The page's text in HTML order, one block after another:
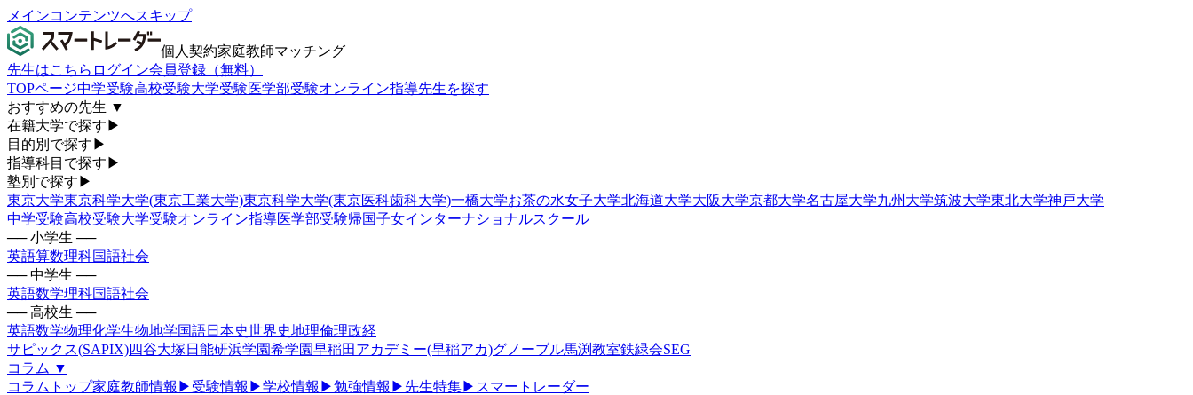
メインコンテンツへスキップ
個人契約家庭教師マッチング
先生はこちら ログイン会員登録（無料）
TOPページ中学受験高校受験大学受験医学部受験オンライン指導先生を探す
おすすめの先生 ▼
在籍大学で探す ▶
目的別で探す ▶
指導科目で探す ▶
塾別で探す ▶
東京大学東京科学大学(東京工業大学)東京科学大学(東京医科歯科大学)一橋大学お茶の水女子大学北海道大学大阪大学京都大学名古屋大学九州大学筑波大学東北大学神戸大学
中学受験高校受験大学受験オンライン指導医学部受験帰国子女インターナショナルスクール
── 小学生 ──
英語算数理科国語社会
── 中学生 ──
英語数学理科国語社会
── 高校生 ──
英語数学物理化学生物地学国語日本史世界史地理倫理政経
サピックス(SAPIX)四谷大塚 日能研浜学園希学園早稲田アカデミー(早稲アカ)グノーブル馬渕教室鉄緑会SEG
コラム ▼
コラムトップ家庭教師情報 ▶ 受験情報 ▶学校情報 ▶勉強情報 ▶ 先生特集▶ スマートレーダー